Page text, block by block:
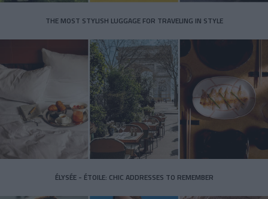
THE MOST STYLISH LUGGAGE FOR TRAVELING IN STYLE
ÉLYSÉE - ÉTOILE: CHIC ADDRESSES TO REMEMBER